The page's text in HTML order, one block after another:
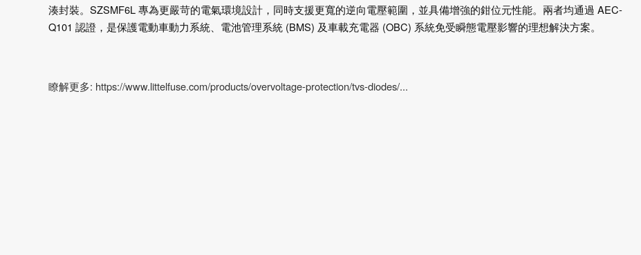
湊封裝。SZSMF6L 專為更嚴苛的電氣環境設計，同時支援更寬的逆向電壓範圍，並具備增強的鉗位元性能。兩者均通過 AEC-
Q101 認證，是保護電動車動力系統、電池管理系統 (BMS) 及車載充電器 (OBC) 系統免受瞬態電壓影響的理想解決方案。
瞭解更多: https://www.littelfuse.com/products/overvoltage-protection/tvs-diodes/...